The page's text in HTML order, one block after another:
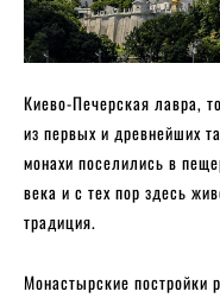
Киево-Печерская лавра,
из первых и древнейших
монахи поселились в
века и с тех пор здесь
традиция.
Монастырские постройки